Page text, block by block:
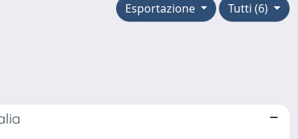
Tutti (6)
Esportazione